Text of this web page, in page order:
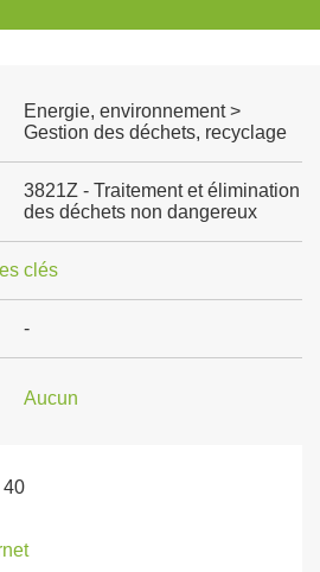
Energie, environnement >
Gestion des déchets, recyclage
3821Z - Traitement et élimination
des déchets non dangereux
clés
-
Aucun
40